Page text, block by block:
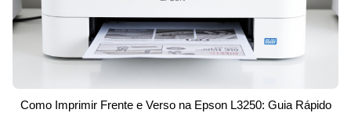
Como Imprimir Frente e Verso na Epson L3250: Guia Rápido